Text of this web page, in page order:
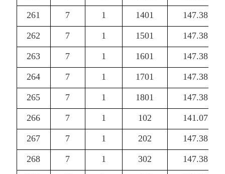
261 7 1 1401 147.38
262 7 1 1501 147.38
263 7 1 1601 147.38
264 7 1 1701 147.38
265 7 1 1801 147.38
266 7 1 102 141.07
267 7 1 202 147.38
268 7 1 302 147.38